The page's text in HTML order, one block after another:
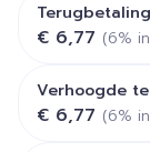
€ 6,77 (6%
Verhoogde
€ 6,77 (6%